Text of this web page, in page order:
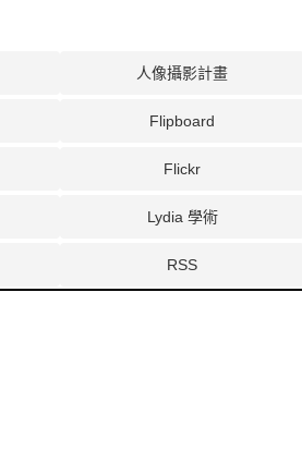
人像攝影計畫
Flipboard
Flickr
Lydia 學術
RSS